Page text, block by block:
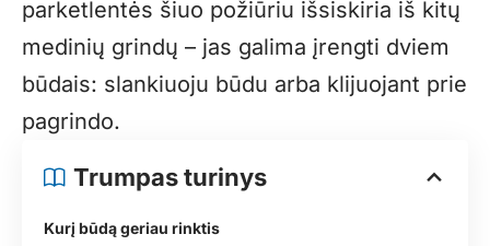
parketlentės šiuo požiūriu išsiskiria iš kitų
medinių grindų – jas galima įrengti dviem
būdais: slankiuoju būdu arba klijuojant prie
pagrindo.
Trumpas turinys
Kurį būdą geriau rinktis